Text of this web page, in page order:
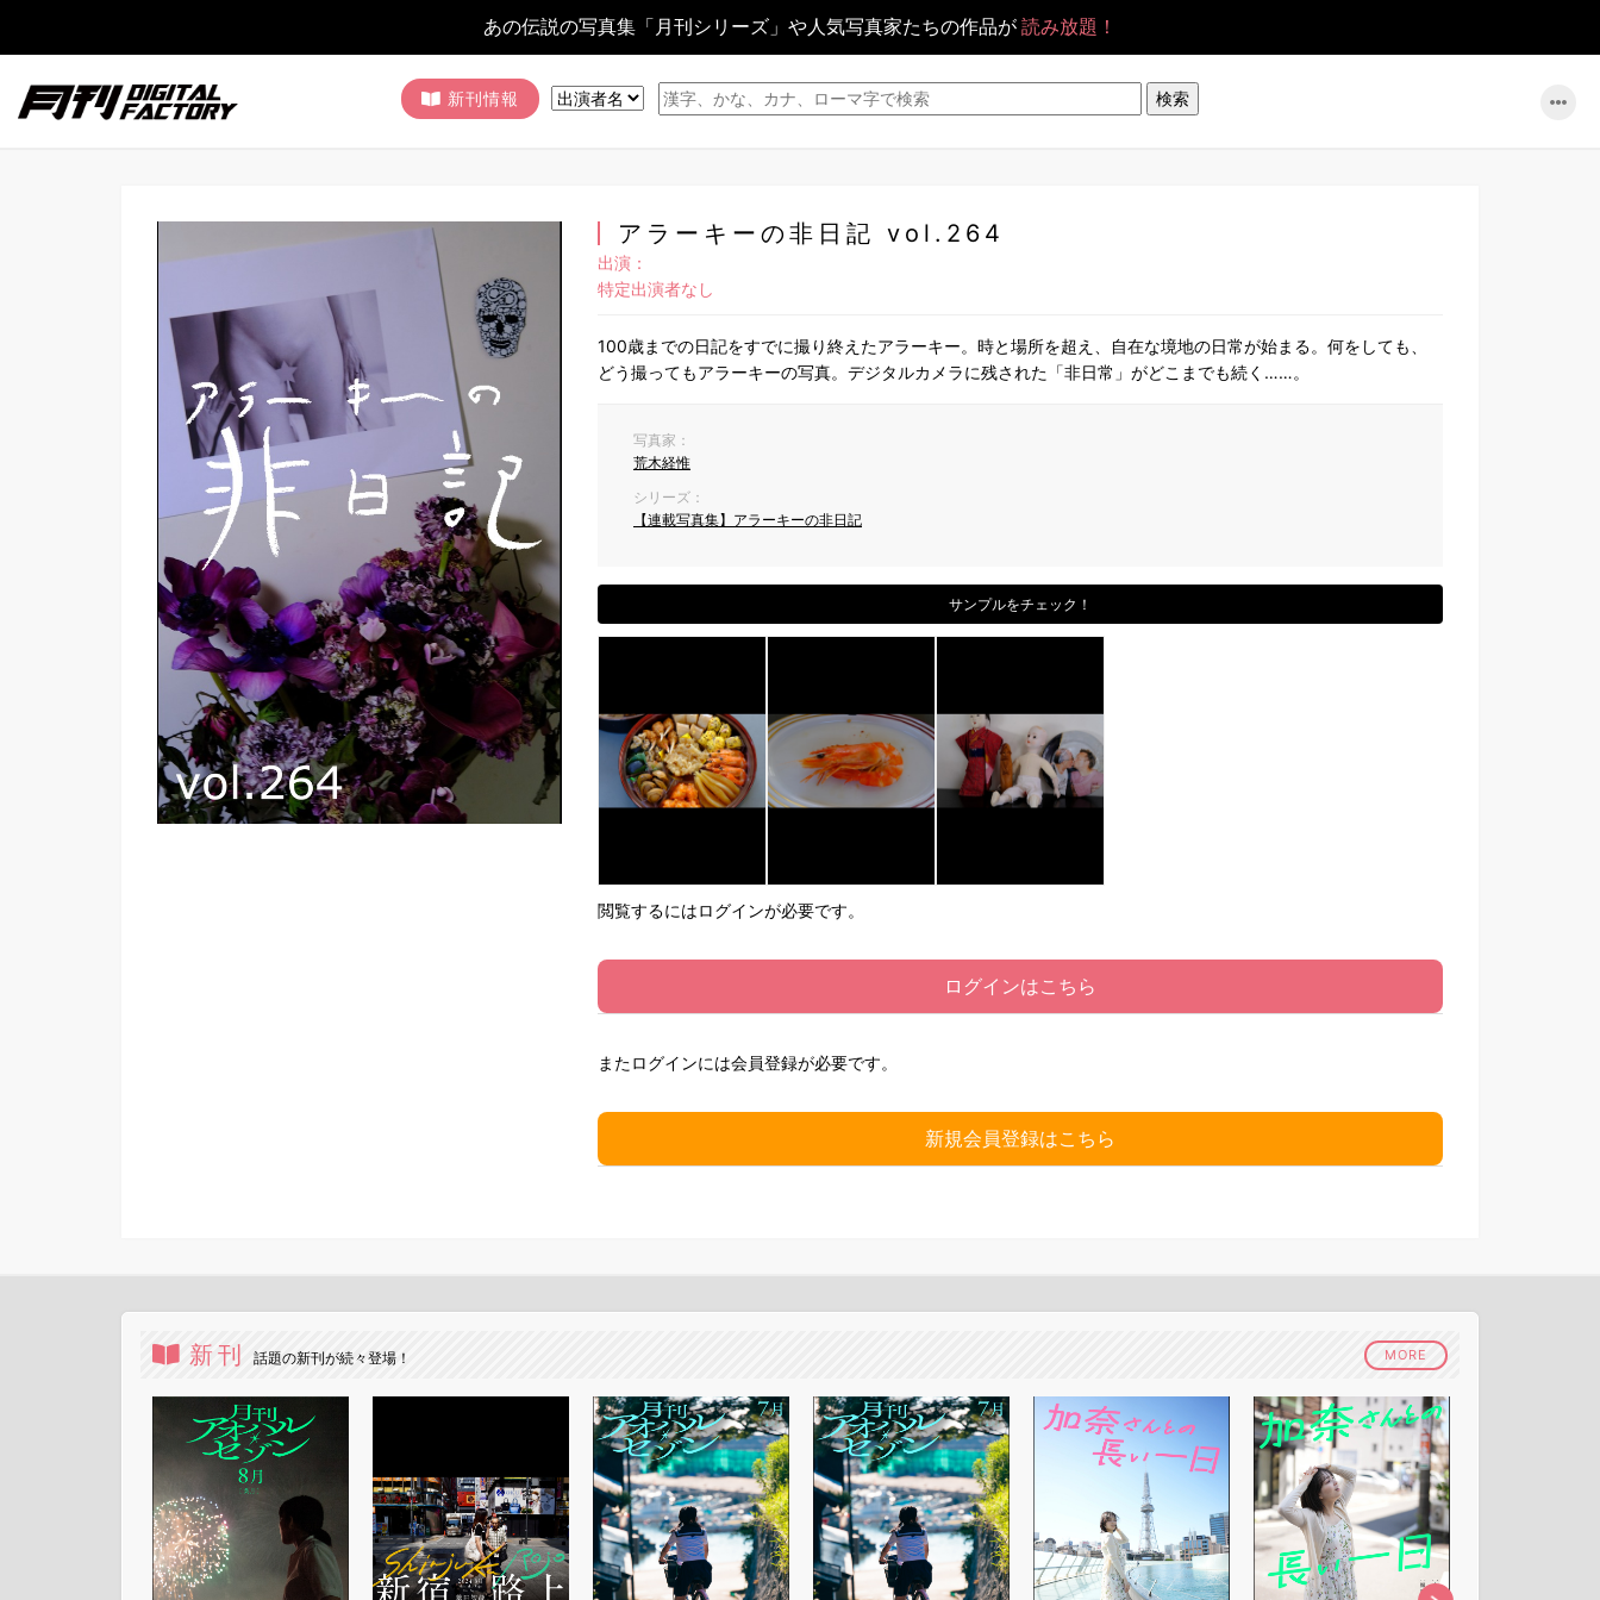
あの伝説の写真集「月刊シリーズ」や人気写真家たちの作品が 読み放題！
新刊情報
アラーキーの非日記 vol.264
出演：
特定出演者なし
100歳までの日記をすでに撮り終えたアラーキー。時と場所を超え、自在な境地の日常が始まる。何をしても、
どう撮ってもアラーキーの写真。デジタルカメラに残された「非日常」がどこまでも続く……。
写真家：
荒木経惟
シリーズ：
【連載写真集】アラーキーの非日記
サンプルをチェック！
閲覧するにはログインが必要です。
ログインはこちら
またログインには会員登録が必要です。
新規会員登録はこちら
新刊 話題の新刊が続々登場！ MORE